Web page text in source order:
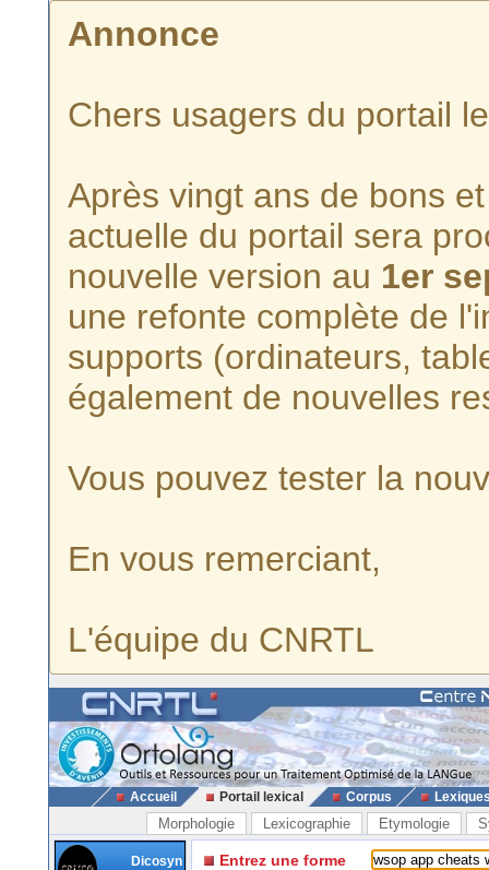
Annonce
Chers usagers du portail
Après vingt ans de bons
actuelle du portail sera
nouvelle version au 1er
une refonte complète de
supports (ordinateurs,
également de nouvelles
Vous pouvez tester la
En vous remerciant,
L'équipe du CNRTL
Accueil Portail lexical Corpus
Morphologie Lexicographie Etymologie
Dicosyn
Entrez une forme